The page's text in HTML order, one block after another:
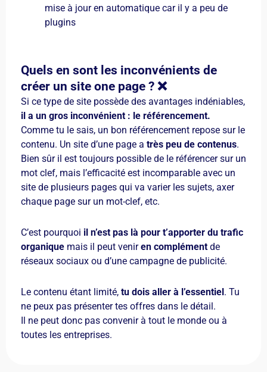
Quels en sont les inconvénients de
créer un site one page ? ❌
Si ce type de site possède des avantages indéniables,
il a un gros inconvénient : le référencement.
Comme tu le sais, un bon référencement repose sur le
contenu. Un site d’une page a très peu de contenus.
Bien sûr il est toujours possible de le référencer sur un
mot clef, mais l’efficacité est incomparable avec un
site de plusieurs pages qui va varier les sujets, axer
chaque page sur un mot-clef, etc.
C’est pourquoi il n’est pas là pour t’apporter du trafic
organique mais il peut veniren complément de
réseaux sociaux ou d’une campagne de publicité.
Le contenu étant limité, tu dois aller à l’essentiel. Tu
ne peux pas présenter tes offres dans le détail.
Il ne peut donc pas convenir à tout le monde ou à
toutes les entreprises.
mise à jour en automatique car il y a peu de
plugins